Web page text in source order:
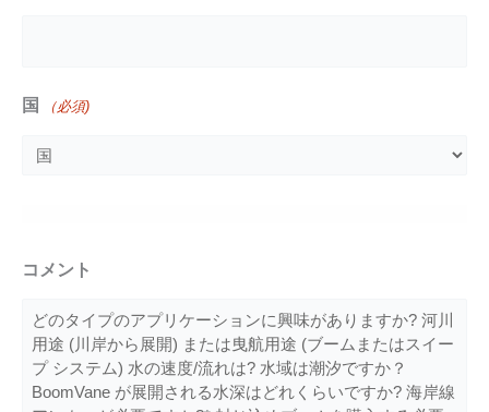
国 （必須)
コメント